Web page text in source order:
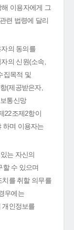
이용자에게 그
련 법령에 달리
의 동의를
의 신원(소속,
집목적 및
(제공받은자,
통신망
22조제2항이
하며 이용자는
는 자신의
할 수 있으며
치를 취할 의무를
우에는
개인정보를